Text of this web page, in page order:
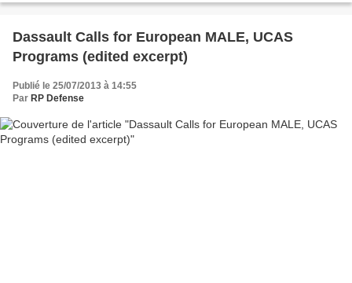
Dassault Calls for European MALE, UCAS
Programs (edited excerpt)
Publié le 25/07/2013 à 14:55
Par RP Defense